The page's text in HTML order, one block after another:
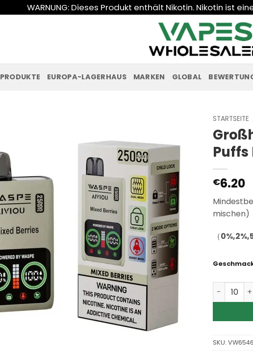
WARNUNG: Dieses Produkt enthält Nikotin. Nikotin ist
PRODUKTE EUROPA-LAGERHAUS MARKEN GLOBAL
STARTSEITE
Puffs
€6.20
mischen)
（
SKU: